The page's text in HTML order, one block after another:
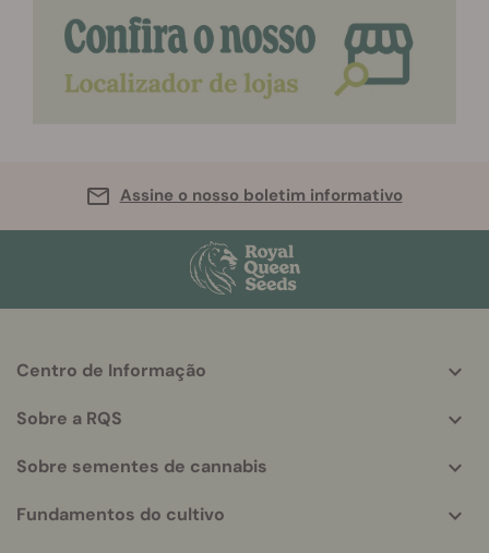
Assine o nosso boletim informativo
info
Centro de Informação
Sobre a RQS
Sobre sementes de cannabis
Fundamentos do cultivo